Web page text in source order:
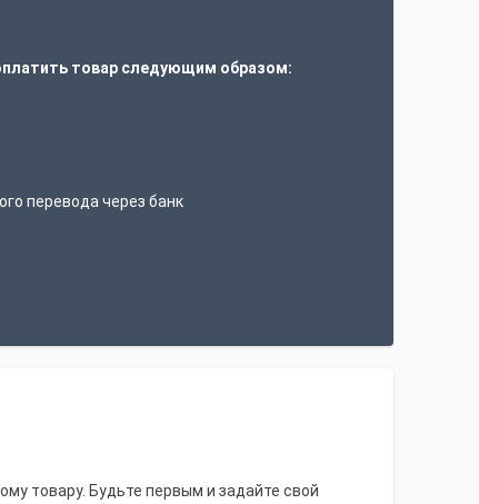
товар следующим образом:
перевода через банк
товару. Будьте первым и задайте свой